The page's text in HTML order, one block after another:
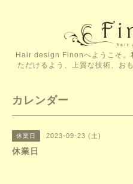
Hair design Finonへようこそ。
ただけるよう、上質な技術、お
カレンダー
休業日 2023-09-23 (土)
休業日